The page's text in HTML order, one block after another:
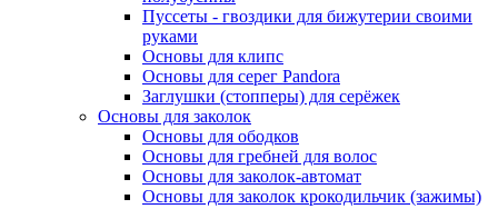
Пуссеты - гвоздики для бижутерии своими
руками
Основы для клипс
Основы для серег Pandora
Заглушки (стопперы) для серёжек
Основы для заколок
Основы для ободков
Основы для гребней для волос
Основы для заколок-автомат
Основы для заколок крокодильчик (зажимы)